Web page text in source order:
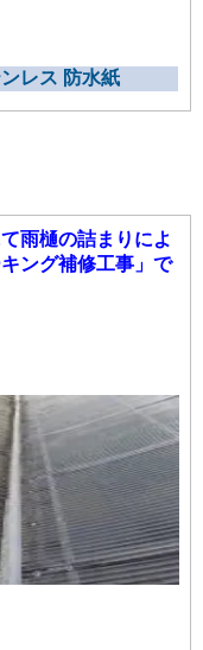
レス 防水紙
雨樋の詰まりによ
ング補修工事」で